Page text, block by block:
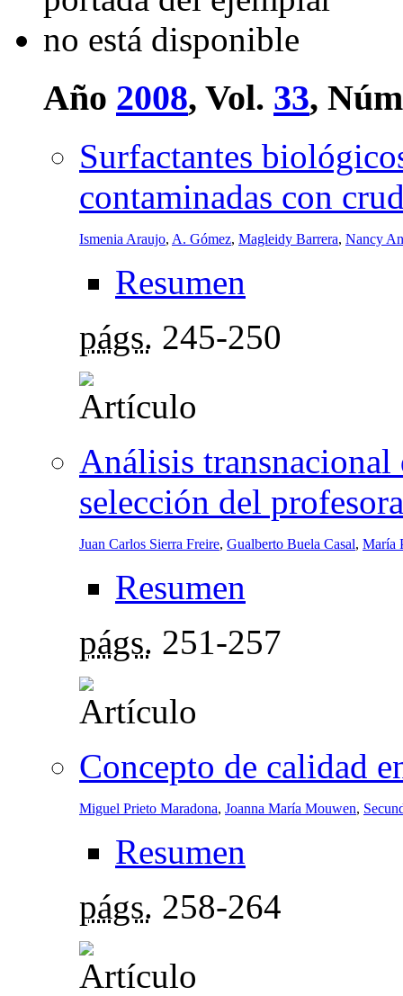
Año 2008, Vol. 33,
Surfactantes
contaminadas con
Ismenia Araujo, A. Gómez, Magleidy Barrera, Nancy
Resumen
págs. 245-250
Análisis transnacional
selección del
Juan Carlos Sierra Freire, Gualberto Buela Casal, María
Resumen
págs. 251-257
Concepto de calidad
Miguel Prieto Maradona, Joanna María Mouwen,
Resumen
págs. 258-264